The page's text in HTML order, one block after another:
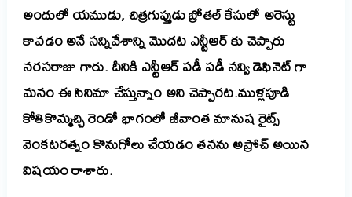
అందులో యముడు, చిత్రగుప్తుడు బ్రోతల్ కేసులో అరెస్టు
కావడం అనే సన్నివేశాన్ని మొదట ఎన్టీఆర్ కు చెప్పారు
నరసరాజు గారు. దీనికి ఎన్టీఆర్ పడీ పడీ నవ్వి డెఫినెట్ గా
మనం ఈ సినిమా చేస్తున్నాం అని చెప్పారట.ముళ్లపూడి
కోతికొమ్మచ్చి రెండో భాగంలో జీవాంత మానుష రైట్స్
వెంకటరత్నం కొనుగోలు చేయడం తనను అప్రోచ్ అయిన
విషయం రాశారు.